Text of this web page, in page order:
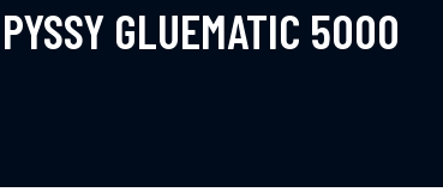
GLUEMATIC 5000